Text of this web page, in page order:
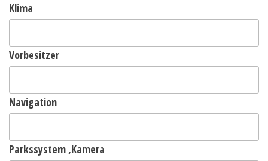
Klima
Vorbesitzer
Navigation
Parkssystem ,Kamera